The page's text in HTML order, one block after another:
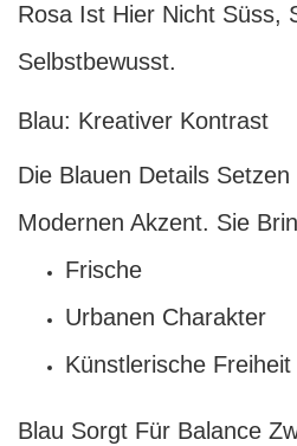
Rosa Ist Hier Nicht Süss,
Selbstbewusst.
Blau: Kreativer Kontrast
Die Blauen Details Setzen
Modernen Akzent. Sie
Frische
Urbanen Charakter
Künstlerische Freiheit
Blau Sorgt Für Balance